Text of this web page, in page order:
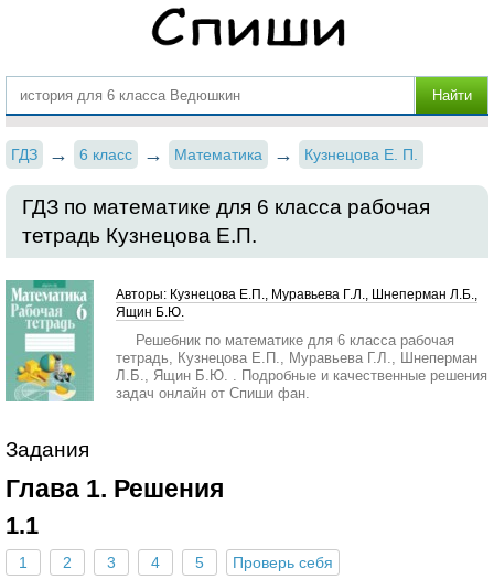
ГДЗ 6 класс Математика Кузнецова Е. П.
ГДЗ по математике для 6 класса рабочая
тетрадь Кузнецова Е.П.
Авторы: Кузнецова Е.П., Муравьева Г.Л., Шнеперман Л.Б.,
Ящин Б.Ю.
Решебник по математике для 6 класса рабочая
тетрадь, Кузнецова Е.П., Муравьева Г.Л., Шнеперман
Л.Б., Ящин Б.Ю. . Подробные и качественные решения
задач онлайн от Спиши фан.
Задания
Глава 1. Решения
1.1
1 2 3 4 5 Проверь себя